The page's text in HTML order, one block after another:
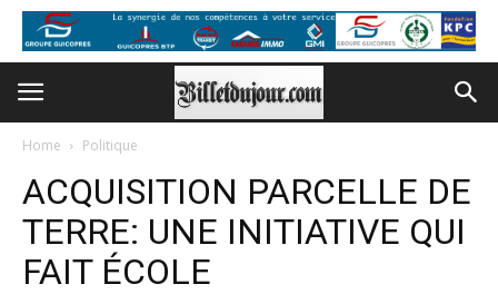
Home Politique
ACQUISITION PARCELLE DE
TERRE: UNE INITIATIVE QUI
FAIT ÉCOLE